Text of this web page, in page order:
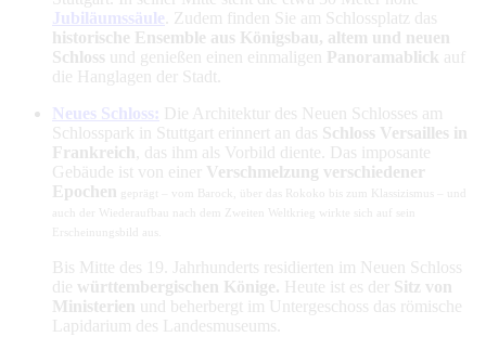
Jubiläumssäule . Zudem finden Sie am Schlossplatz das
historische Ensemble aus Königsbau, altem und neuen
Schloss und genießen einen einmaligen Panoramablick auf
die Hanglagen der Stadt.
Neues Schloss: Die Architektur des Neuen Schlosses am
Schlosspark in Stuttgart erinnert an das Schloss Versailles in
Frankreich , das ihm als Vorbild diente. Das imposante
Gebäude ist von einer Verschmelzung verschiedener
Epochen geprägt – vom Barock, über das Rokoko bis zum Klassizismus – und
auch der Wiederaufbau nach dem Zweiten Weltkrieg wirkte sich auf sein
Erscheinungsbild aus.
Bis Mitte des 19. Jahrhunderts residierten im Neuen Schloss
die württembergischen Könige. Heute ist es der Sitz von
Ministerien und beherbergt im Untergeschoss das römische
Lapidarium des Landesmuseums.